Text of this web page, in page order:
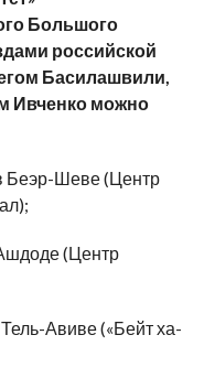
Большого
российской
Басилашвили,
Ивченко можно
Беэр-Шеве (Центр
Ашдоде (Центр
Авиве («Бейт ха-